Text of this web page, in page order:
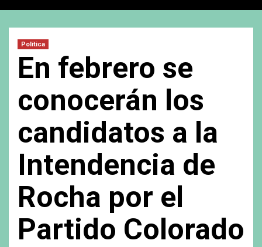
Política
En febrero se
conocerán los
candidatos a la
Intendencia de
Rocha por el
Partido Colorado